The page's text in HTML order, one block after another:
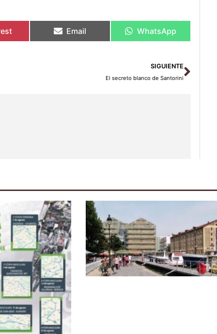
Email WhatsApp
SIGUIENTE
El secreto blanco de Santorini